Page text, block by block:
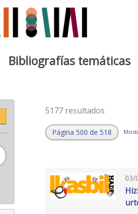
Bibliografías temáticas
5177 resultados
Página 500 de 518
03/